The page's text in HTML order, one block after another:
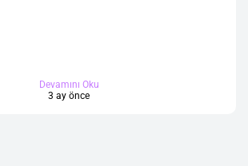
Devamını Oku
3 ay önce